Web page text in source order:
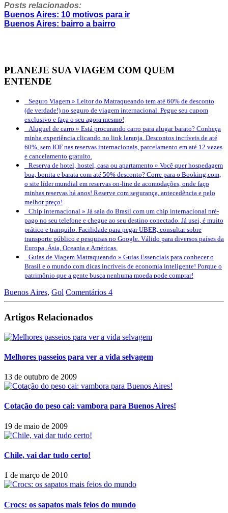
Posts relacionados:
Buenos Aires: 10 motivos para ir
Buenos Aires: bairro a bairro
PLANEJE SUA VIAGEM COM QUEM
ENTENDE
Seguro Viagem » Leitor do Matraqueando tem até 60% de desconto
(de verdade!) no seguro de viagem internacional. Pegue seu cupom
exclusivo e faça o seu agora mesmo!
Aluguel de carro » Está procurando carro para alugar barato? Conheça
minha experiência clicando no link laranja. Descontos incríveis de até
60%, sem IOF nas reservas internacionais, parcelamento em até 12 vezes
e cancelamento gratuito.
Reserva de hotel, hostel, casa ou apartamento » Você quer hospedagem
boa, bonita e barata com até 50% desconto? Corre para o Booking.com,
o site líder mundial em reservas on-line de acomodações, onde faço
minhas reservas há anos! Reserve com segurança, antecedência e pelo
melhor preço!
Chip internacional » Já saia do Brasil com um chip internacional pré-
pago no seu telefone e chegue ao seu destino conectado. Já usei, é muito
prático e tranquilo. Facilidade para pegar UBER, consultar sobre
transporte público e pesquisas no Google. Válido para diversos países da
Europa, Ásia, Oceania e Américas.
Guias de Viagem Matraqueando » Guias Essenciais para conhecer o
Brasil e o mundo com dicas incríveis de economia inteligente! Porque o
patrimônio que a gente busca nenhuma moeda pode comprar!
Buenos Aires, Gol Comentários 4
Artigos Relacionados
Melhores passeios para ver a vida selvagem
13 de outubro de 2009
Cotação do peso cai: vambora para Buenos Aires!
19 de maio de 2009
Chile, vai dar tudo certo!
1 de março de 2010
Crocs: os sapatos mais feios do mundo